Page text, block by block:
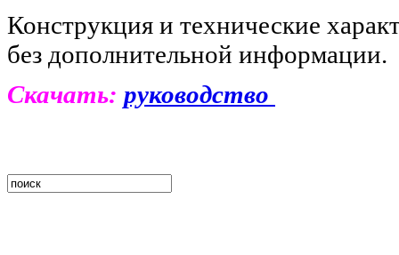
Конструкция и технические
без дополнительной информации.
Скачать: руководство